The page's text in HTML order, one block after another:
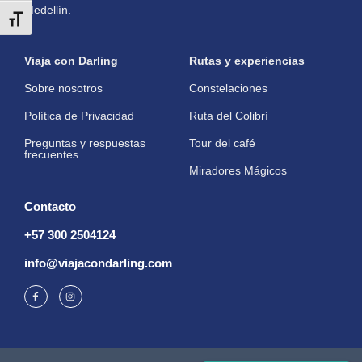
Toggle Font size
Medellín.
Viaja con Darling
Sobre nosotros
Política de Privacidad
Preguntas y respuestas
frecuentes
Rutas y experiencias
Constelaciones
Ruta del Colibrí
Tour del café
Miradores Mágicos
Contacto
+57 300 2504124
info@viajacondarling.com